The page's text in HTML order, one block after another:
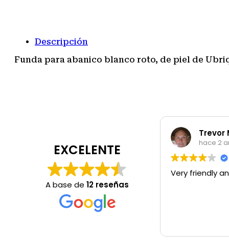
Descripción
Funda para abanico blanco roto, de piel de
EXCELENTE
A base de 12 reseñas
Trevor
hace 2
Very friendly